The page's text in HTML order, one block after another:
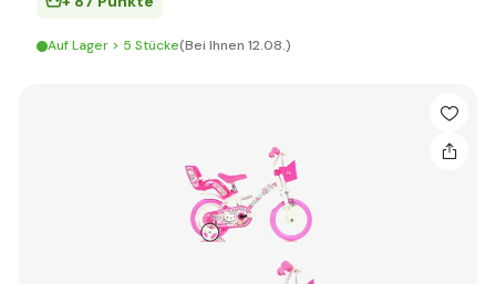
Auf Lager > 5 Stücke(Bei Ihnen 12.08.)